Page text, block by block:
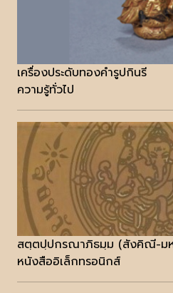
เครื่องประดับทองคำรูปกินรี
ความรู้ทั่วไป
สตฺตปฺปกรณาภิธมฺม (สังคิณี-ม
หนังสืออิเล็กทรอนิกส์